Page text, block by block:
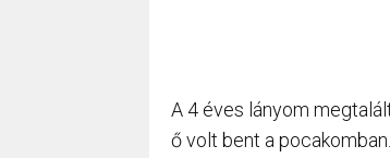
A 4 éves lányom
ő volt bent a